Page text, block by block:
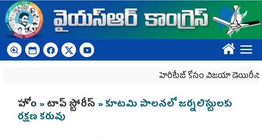
Skip to main content
????
హెరిటేజ్ కోసం విజయా డెయిరీని బలి చేసే
You are here
హోం »టాప్ స్టోరీస్ » కూట‌మి పాల‌న‌లో జ‌ర్న‌లిస్టుల‌కు
ర‌క్ష‌ణ క‌రువు